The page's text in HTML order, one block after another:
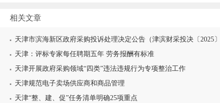
相关文章
天津市滨海新区政府采购投诉处理决定公告（津滨财采投决〔2025
天津：评标专家每任聘期五年 劳务报酬有标准
天津开展政府采购领域“四类”违法违规行为专项整治工作
天津规范电子卖场供应商和商品管理
天津“整、建、促”任务清单明确25项重点